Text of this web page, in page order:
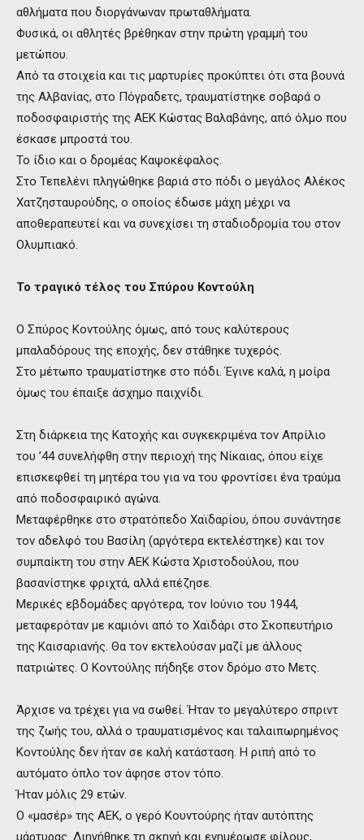
αθλήματα που διοργάνωναν πρωταθλήματα.
Φυσικά, οι αθλητές βρέθηκαν στην πρώτη γραμμή του
μετώπου.
Από τα στοιχεία και τις μαρτυρίες προκύπτει ότι στα βουνά
της Αλβανίας, στο Πόγραδετς, τραυματίστηκε σοβαρά ο
ποδοσφαιριστής της ΑΕΚ Κώστας Βαλαβάνης, από όλμο που
έσκασε μπροστά του.
Το ίδιο και ο δρομέας Καψοκέφαλος.
Στο Τεπελένι πληγώθηκε βαριά στο πόδι ο μεγάλος Αλέκος
Χατζησταυρούδης, ο οποίος έδωσε μάχη μέχρι να
αποθεραπευτεί και να συνεχίσει τη σταδιοδρομία του στον
Ολυμπιακό.
Το τραγικό τέλος του Σπύρου Κοντούλη
Ο Σπύρος Κοντούλης όμως, από τους καλύτερους
μπαλαδόρους της εποχής, δεν στάθηκε τυχερός.
Στο μέτωπο τραυματίστηκε στο πόδι. Έγινε καλά, η μοίρα
όμως του έπαιξε άσχημο παιχνίδι.
Στη διάρκεια της Κατοχής και συγκεκριμένα τον Απρίλιο
του ’44 συνελήφθη στην περιοχή της Νίκαιας, όπου είχε
επισκεφθεί τη μητέρα του για να του φροντίσει ένα τραύμα
από ποδοσφαιρικό αγώνα.
Μεταφέρθηκε στο στρατόπεδο Χαϊδαρίου, όπου συνάντησε
τον αδελφό του Βασίλη (αργότερα εκτελέστηκε) και τον
συμπαίκτη του στην ΑΕΚ Κώστα Χριστοδούλου, που
βασανίστηκε φριχτά, αλλά επέζησε.
Μερικές εβδομάδες αργότερα, τον Ιούνιο του 1944,
μεταφερόταν με καμιόνι από το Χαϊδάρι στο Σκοπευτήριο
της Καισαριανής. Θα τον εκτελούσαν μαζί με άλλους
πατριώτες. Ο Κοντούλης πήδηξε στον δρόμο στο Μετς.
Άρχισε να τρέχει για να σωθεί. Ήταν το μεγαλύτερο σπριντ
της ζωής του, αλλά ο τραυματισμένος και ταλαιπωρημένος
Κοντούλης δεν ήταν σε καλή κατάσταση. Η ριπή από το
αυτόματο όπλο τον άφησε στον τόπο.
Ήταν μόλις 29 ετών.
Ο «μασέρ» της ΑΕΚ, ο γερό Κουντούρης ήταν αυτόπτης
μάρτυρας. Διηγήθηκε τη σκηνή και ενημέρωσε φίλους,